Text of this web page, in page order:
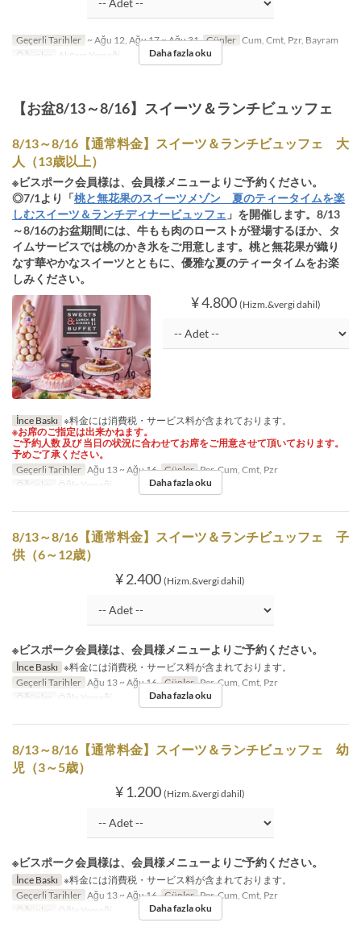
Geçerli Tarihler ~ Ağu 12, Ağu 17 ~ Ağu 31 Günler Cum, Cmt, Pzr, Bayram
Öğünler
Akşam Yemeği Daha fazla oku
【お盆8/13～8/16】スイーツ＆ランチビュッフェ
8/13～8/16【通常料金】スイーツ＆ランチビュッフェ 大
人（13歳以上）
※ビスポーク会員様は、会員様メニューよりご予約ください。
◎7/1より「桃と無花果のスイーツメゾン 夏のティータイムを楽
しむスイーツ＆ランチディナービュッフェ 」を開催します。8/13
～8/16のお盆期間には、牛もも肉のローストが登場するほか、タ
イムサービスでは桃のかき氷をご用意します。桃と無花果が織り
なす華やかなスイーツとともに、優雅な夏のティータイムをお楽
しみください。
¥ 4.800 (Hizm.&vergi dahil)
İnce Baskı ※料金には消費税・サービス料が含まれております。
※お席のご指定は出来かねます。
ご予約人数 及び 当日の状況に合わせてお席をご用意させて頂いております。
予めご了承ください。
Geçerli Tarihler Ağu 13 ~ Ağu 16 Günler Per, Cum, Cmt, Pzr
Öğünler
Öğle Yemeği Daha fazla oku
8/13～8/16【通常料金】スイーツ＆ランチビュッフェ 子
供（6～12歳）
¥ 2.400 (Hizm.&vergi dahil)
※ビスポーク会員様は、会員様メニューよりご予約ください。
İnce Baskı ※料金には消費税・サービス料が含まれております。
Geçerli Tarihler Ağu 13 ~ Ağu 16 Günler Per, Cum, Cmt, Pzr
Öğünler
Öğle Yemeği Daha fazla oku
8/13～8/16【通常料金】スイーツ＆ランチビュッフェ 幼
児（3～5歳）
¥ 1.200 (Hizm.&vergi dahil)
※ビスポーク会員様は、会員様メニューよりご予約ください。
İnce Baskı ※料金には消費税・サービス料が含まれております。
Geçerli Tarihler Ağu 13 ~ Ağu 16 Günler Per, Cum, Cmt, Pzr
Öğünler
Öğle Yemeği Daha fazla oku